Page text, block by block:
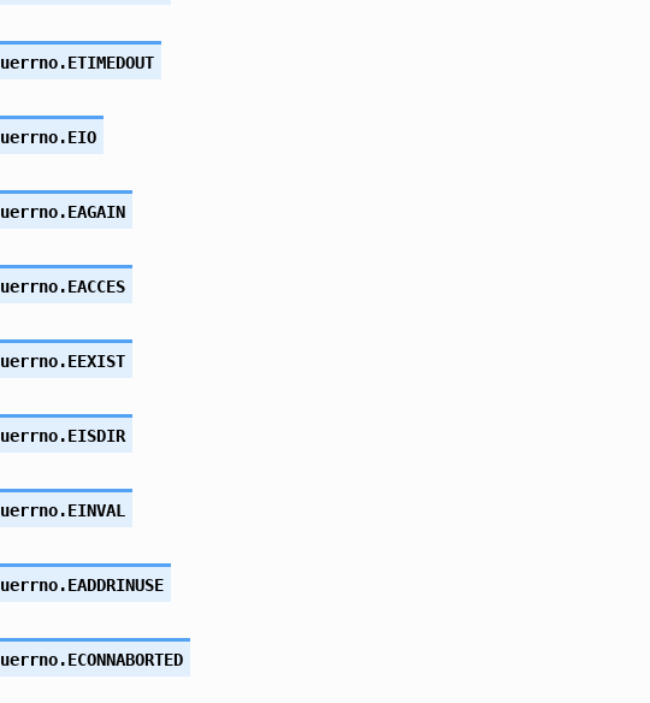
uerrno.ETIMEDOUT
uerrno.EIO
uerrno.EAGAIN
uerrno.EACCES
uerrno.EEXIST
uerrno.EISDIR
uerrno.EINVAL
uerrno.EADDRINUSE
uerrno.ECONNABORTED